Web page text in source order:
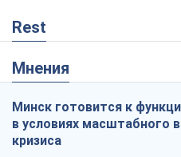
Rest
Мнения
Минск готовится к
в условиях масштабного
кризиса